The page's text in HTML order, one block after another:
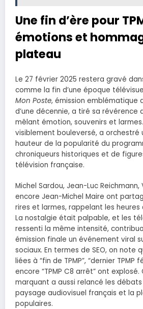
Une fin d’ère pour
émotions et
plateau
Le 27 février 2025 restera gravé
comme la fin d’une époque
Mon Poste, émission emblématique
d’une décennie, a tiré sa révérence
mêlant émotion, souvenirs et
visiblement bouleversé, a orchestré
hauteur de la popularité du
chroniqueurs historiques et de
télévision française.
Michel Sardou, Jean-Luc Reichmann,
encore Jean-Michel Maire ont
rires et larmes, rappelant les heures
La nostalgie était palpable, et les
ressenti la même intensité,
émission finale un événement viral
sociaux. En termes de SEO, on note
liées à “fin de TPMP”, “dernier TPMP
encore “TPMP C8 arrêt” ont
marquant a aussi relancé les débats
paysage audiovisuel français et la
populaires.